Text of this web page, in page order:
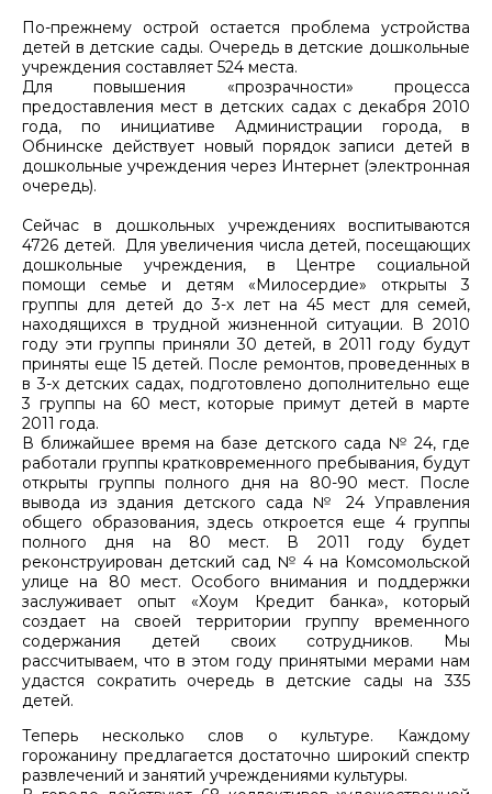
По-прежнему острой остается проблема устройства
детей в детские сады. Очередь в детские дошкольные
учреждения составляет 524 места.
Для повышения «прозрачности» процесса
предоставления мест в детских садах с декабря 2010
года, по инициативе Администрации города, в
Обнинске действует новый порядок записи детей в
дошкольные учреждения через Интернет (электронная
очередь).
Сейчас в дошкольных учреждениях воспитываются
4726 детей. Для увеличения числа детей, посещающих
дошкольные учреждения, в Центре социальной
помощи семье и детям «Милосердие» открыты 3
группы для детей до 3-х лет на 45 мест для семей,
находящихся в трудной жизненной ситуации. В 2010
году эти группы приняли 30 детей, в 2011 году будут
приняты еще 15 детей. После ремонтов, проведенных в
в 3-х детских садах, подготовлено дополнительно еще
3 группы на 60 мест, которые примут детей в марте
2011 года.
В ближайшее время на базе детского сада № 24, где
работали группы кратковременного пребывания, будут
открыты группы полного дня на 80-90 мест. После
вывода из здания детского сада № 24 Управления
общего образования, здесь откроется еще 4 группы
полного дня на 80 мест. В 2011 году будет
реконструирован детский сад № 4 на Комсомольской
улице на 80 мест. Особого внимания и поддержки
заслуживает опыт «Хоум Кредит банка», который
создает на своей территории группу временного
содержания детей своих сотрудников. Мы
рассчитываем, что в этом году принятыми мерами нам
удастся сократить очередь в детские сады на 335
детей.
Теперь несколько слов о культуре. Каждому
горожанину предлагается достаточно широкий спектр
развлечений и занятий учреждениями культуры.